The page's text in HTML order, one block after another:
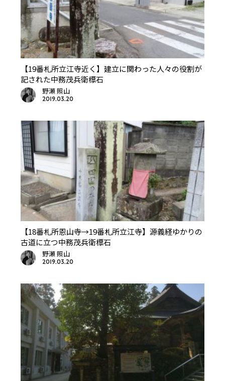
【19番札所立江寺近く】建立に関わった人々の役割が
記された中務茂兵衛標石
野瀬 照山
2019.03.20
【18番札所恩山寺→19番札所立江寺】源義経ゆかりの
古道に立つ中務茂兵衛標石
野瀬 照山
2019.03.20